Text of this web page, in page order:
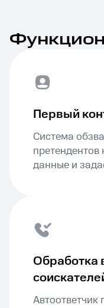
Первый
Система
претендентов
данные и
Обработка
Автоответчик